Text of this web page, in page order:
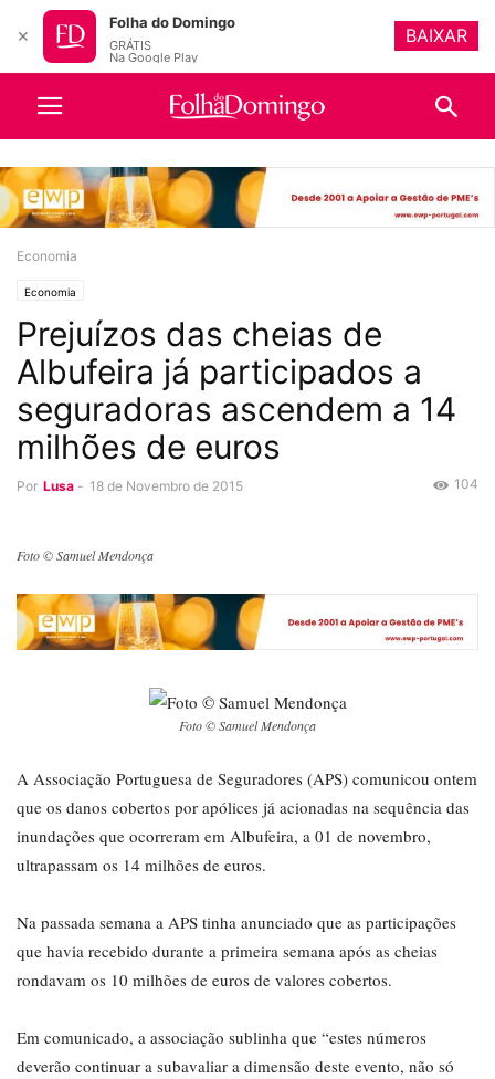
Economia
Economia
Prejuízos das cheias de
Albufeira já participados a
seguradoras ascendem a 14
milhões de euros
Por Lusa - 18 de Novembro de 2015 104
Foto © Samuel Mendonça
Foto © Samuel Mendonça
A Associação Portuguesa de Seguradores (APS) comunicou ontem
que os danos cobertos por apólices já acionadas na sequência das
inundações que ocorreram em Albufeira, a 01 de novembro,
ultrapassam os 14 milhões de euros.
Na passada semana a APS tinha anunciado que as participações
que havia recebido durante a primeira semana após as cheias
rondavam os 10 milhões de euros de valores cobertos.
Em comunicado, a associação sublinha que “estes números
deverão continuar a subavaliar a dimensão deste evento, não só
✕
Folha do Domingo
GRÁTIS
Na Google Play
BAIXAR